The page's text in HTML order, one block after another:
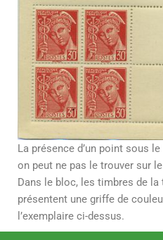
La présence d’un point sous
on peut ne pas le trouver sur
Dans le bloc, les timbres de
présentent une griffe de
l’exemplaire ci-dessus.